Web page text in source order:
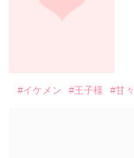
#イケメン #王子様 #甘々